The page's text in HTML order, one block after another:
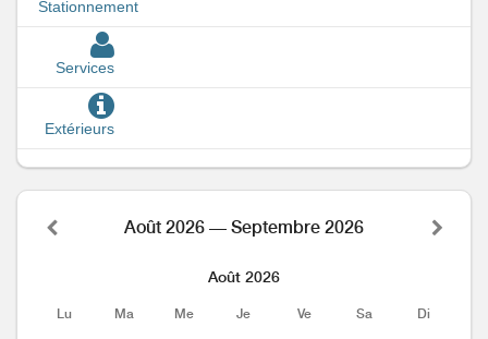
Stationnement
Services
Extérieurs
Août 2026 — Septembre 2026
Août 2026
Lu Ma Me Je Ve Sa Di